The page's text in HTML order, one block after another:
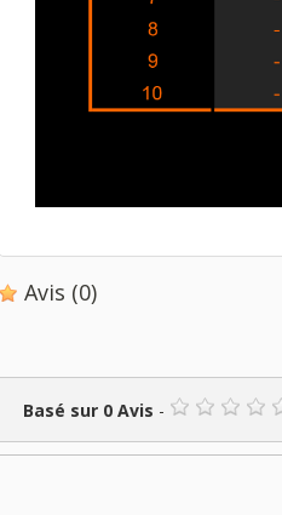
Avis (0)
Basé sur 0 Avis -